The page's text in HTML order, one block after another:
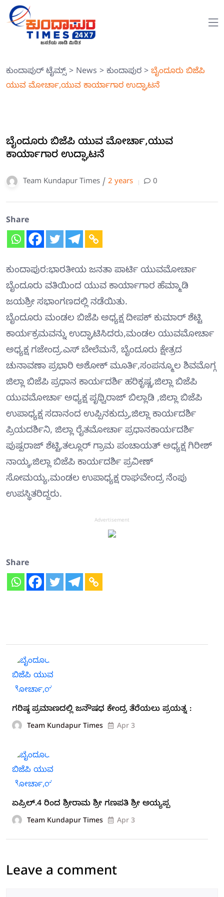
ಕುಂದಾಪುರ್ ಟೈಮ್ಸ್> News > ಕುಂದಾಪುರ > ಬೈಂದೂರು ಬಿಜೆಪಿ
ಯುವ ಮೋರ್ಚಾ,ಯುವ ಕಾರ್ಯಾಗಾರ ಉದ್ಘಾಟನೆ
ಬೈಂದೂರು ಬಿಜೆಪಿ ಯುವ ಮೋರ್ಚಾ,ಯುವ
ಕಾರ್ಯಾಗಾರ ಉದ್ಘಾಟನೆ
Team Kundapur Times / 2 years 0
Share
ಕುಂದಾಪುರ:ಭಾರತೀಯ ಜನತಾ ಪಾರ್ಟಿ ಯುವಮೋರ್ಚಾ
ಬೈಂದೂರು ವತಿಯಿಂದ ಯುವ ಕಾರ್ಯಾಗಾರ ಹೆಮ್ಮಾಡಿ
ಜಯಶ್ರೀ ಸಭಾಂಗಣದಲ್ಲಿ ನಡೆಯಿತು.
ಬೈಂದೂರು ಮಂಡಲ ಬಿಜೆಪಿ ಅಧ್ಯಕ್ಷ ದೀಪಕ್ ಕುಮಾರ್ ಶೆಟ್ಟಿ
ಕಾರ್ಯಕ್ರಮವನ್ನು ಉದ್ಘಾಟಿಸಿದರು,ಮಂಡಲ ಯುವಮೋರ್ಚಾ
ಅಧ್ಯಕ್ಷ ಗಜೇಂದ್ರ.ಎಸ್ ಬೇಲೆಮನೆ, ಬೈಂದೂರು ಕ್ಷೇತ್ರದ
ಚುನಾವಣಾ ಪ್ರಭಾರಿ ಅಶೋಕ್ ಮೂರ್ತಿ,ಸಂಪನ್ಮೂಲ ಶಿವಮೊಗ್ಗ
ಜಿಲ್ಲಾ ಬಿಜೆಪಿ ಪ್ರಧಾನ ಕಾರ್ಯದರ್ಶಿ ಹರಿಕೃಷ್ಣ,ಜಿಲ್ಲಾ ಬಿಜೆಪಿ
ಯುವಮೋರ್ಚಾ ಅಧ್ಯಕ್ಷ ಪೃಥ್ವಿರಾಜ್ ಬಿಲ್ಲಾಡಿ ,ಜಿಲ್ಲಾ ಬಿಜೆಪಿ
ಉಪಾಧ್ಯಕ್ಷ ಸದಾನಂದ ಉಪ್ಪಿನಕುದ್ರು,ಜಿಲ್ಲಾ ಕಾರ್ಯದರ್ಶಿ
ಪ್ರಿಯದರ್ಶಿನಿ, ಜಿಲ್ಲಾ ರೈತಮೋರ್ಚಾ ಪ್ರಧಾನಕಾರ್ಯದರ್ಶಿ
ಪುಷ್ಪರಾಜ್ ಶೆಟ್ಟಿ,ತಲ್ಲೂರ್ ಗ್ರಾಮ ಪಂಚಾಯತ್ ಅಧ್ಯಕ್ಷ ಗಿರೀಶ್
ನಾಯ್ಕ,ಜಿಲ್ಲಾ ಬಿಜೆಪಿ ಕಾರ್ಯದರ್ಶಿ ಪ್ರವೀಣ್
ಸೋಮಯ್ಯ,ಮಂಡಲ ಉಪಾಧ್ಯಕ್ಷ ರಾಘವೇಂದ್ರ ನೆಂಪು
ಉಪಸ್ಥಿತರಿದ್ದರು.
Advertisement
Share
ಗರಿಷ್ಠ ಪ್ರಮಾಣದಲ್ಲಿ ಜನೌಷಧ ಕೇಂದ್ರ ತೆರೆಯಲು ಪ್ರಯತ್ನ :
Team Kundapur Times Apr 3
ಏಪ್ರಿಲ್.4 ರಿಂದ ಶ್ರೀರಾಮ ಶ್ರೀ ಗಣಪತಿ ಶ್ರೀ ಅಯ್ಯಪ್ಪ
Team Kundapur Times Apr 3
Leave a comment